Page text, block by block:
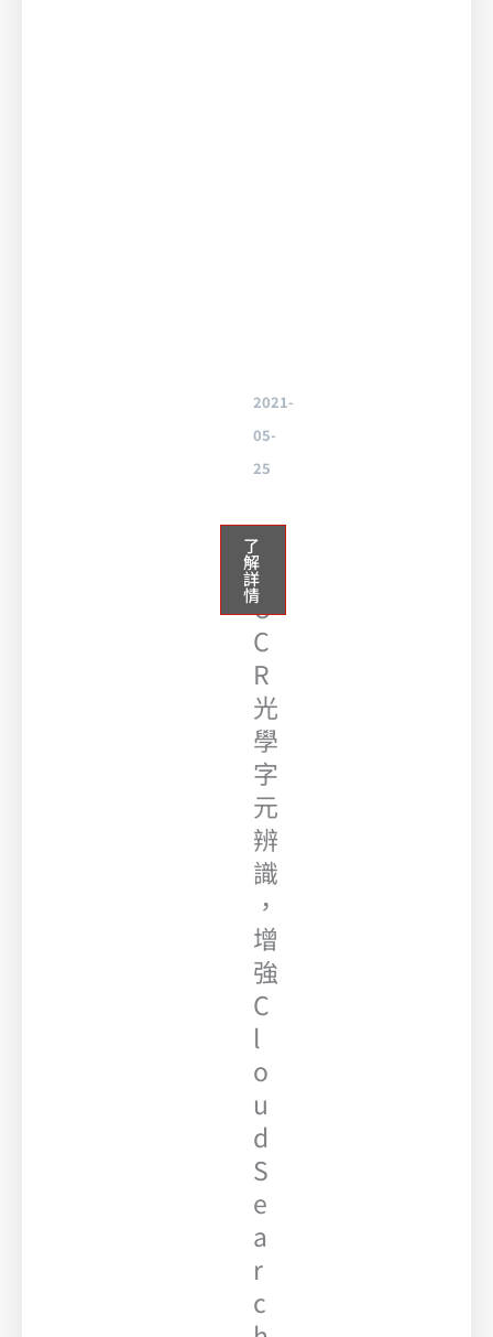
2021-
05-
25
使
用
O
C
R
光
學
字
元
辨
識
，
增
強
C
l
o
u
d
S
e
a
r
c
了
解
詳
情